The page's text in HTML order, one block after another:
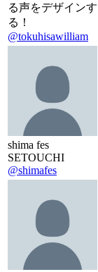
る声をデザインす
る！
@tokuhisawilliam
shima fes
SETOUCHI
@shimafes